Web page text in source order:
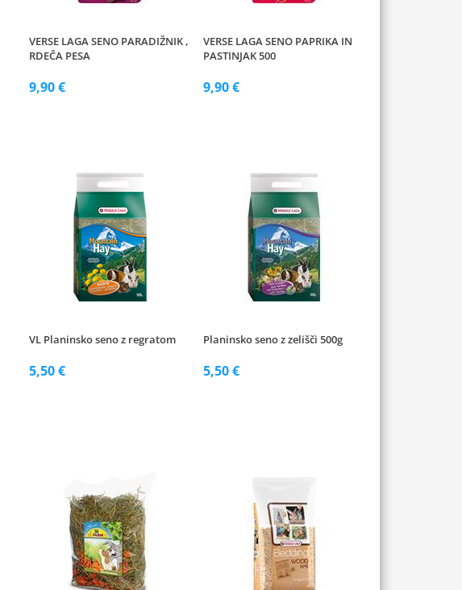
VERSE LAGA SENO PARADIŽNIK ,
RDEČA PESA
9,90 €
VERSE LAGA SENO PAPRIKA IN
PASTINJAK 500
9,90 €
VL Planinsko seno z regratom
5,50 €
Planinsko seno z zelišči 500g
5,50 €